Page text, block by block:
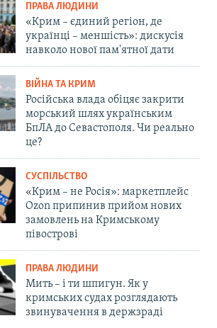
ПРАВА ЛЮДИНИ
«Крим – єдиний регіон, де
українці – меншість»: дискусія
навколо нової пам'ятної дати
ВІЙНА ТА КРИМ
Російська влада обіцяє закрити
морський шлях українським
БпЛА до Севастополя. Чи реально
це?
СУСПІЛЬСТВО
«Крим – не Росія»: маркетплейс
Ozon припинив прийом нових
замовлень на Кримському
півострові
ПРАВА ЛЮДИНИ
Мить – і ти шпигун. Як у
кримських судах розглядають
звинувачення в держзраді